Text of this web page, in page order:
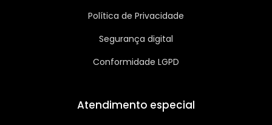
Política de Privacidade
Segurança digital
Conformidade LGPD
Atendimento especial